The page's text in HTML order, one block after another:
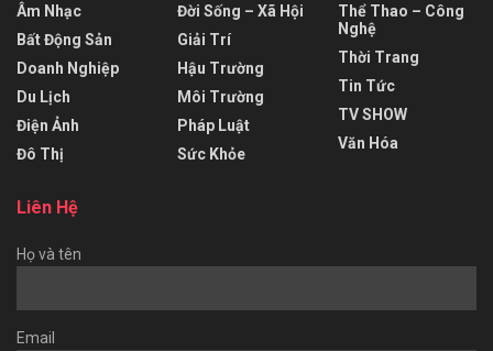
Âm Nhạc
Bất Động Sản
Doanh Nghiệp
Du Lịch
Điện Ảnh
Đô Thị
Đời Sống – Xã Hội
Giải Trí
Hậu Trường
Môi Trường
Pháp Luật
Sức Khỏe
Thể Thao – Công
Nghệ
Thời Trang
Tin Tức
TV SHOW
Văn Hóa
Liên Hệ
Họ và tên
Email